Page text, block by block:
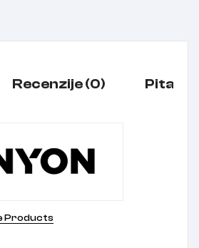
Recenzije (0) Pitanja
Products